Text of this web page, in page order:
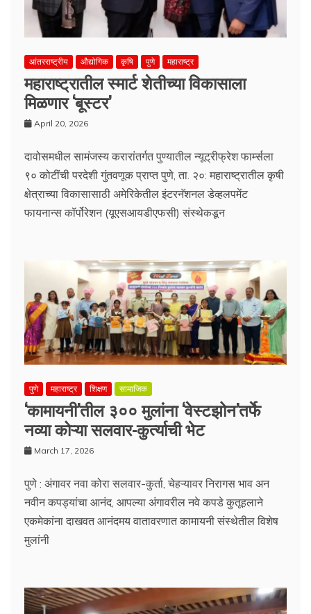
आंतरराष्ट्रीय औद्योगिक कृषि पुणे महाराष्ट्र
महाराष्ट्रातील स्मार्ट शेतीच्या विकासाला
मिळणार ‘बूस्टर’
April 20, 2026
दावोसमधील सामंजस्य करारांतर्गत पुण्यातील न्यूट्रीफ्रेश फार्म्सला
९० कोटींची परदेशी गुंतवणूक प्राप्त पुणे, ता. २०: महाराष्ट्रातील कृषी
क्षेत्राच्या विकासासाठी अमेरिकेतील इंटरनॅशनल डेव्हलपमेंट
फायनान्स कॉर्पोरेशन (यूएसआयडीएफसी) संस्थेकडून
पुणे महाराष्ट्र शिक्षण सामाजिक
‘कामायनी’तील ३०० मुलांना ‘वेस्टझोन’तर्फे
नव्या कोऱ्या सलवार-कुर्त्याची भेट
March 17, 2026
पुणे : अंगावर नवा कोरा सलवार-कुर्ता, चेहऱ्यावर निरागस भाव अन
नवीन कपड्यांचा आनंद, आपल्या अंगावरील नवे कपडे कुतूहलाने
एकमेकांना दाखवत आनंदमय वातावरणात कामायनी संस्थेतील विशेष
मुलांनी